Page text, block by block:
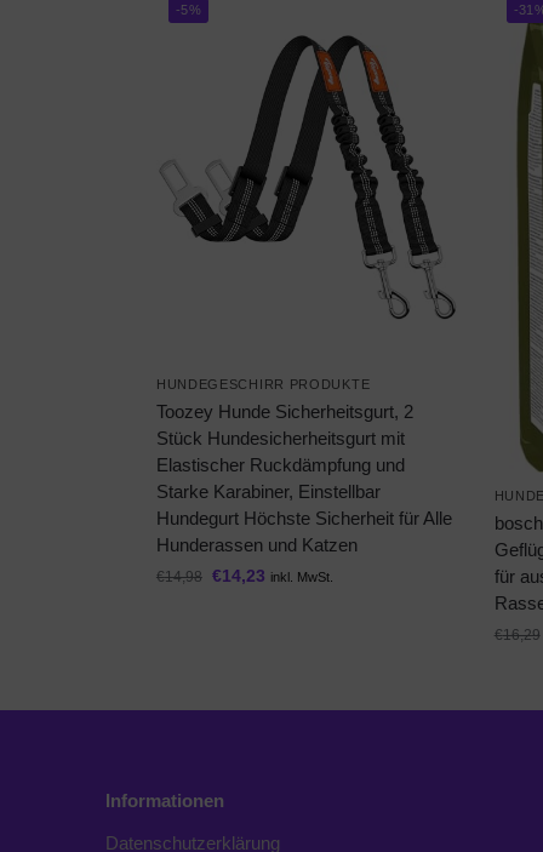
-5%
HUNDEGESCHIRR PRODUKTE
Toozey Hunde Sicherheitsgurt, 2
Stück Hundesicherheitsgurt mit
Elastischer Ruckdämpfung und
Starke Karabiner, Einstellbar
Hundegurt Höchste Sicherheit für Alle
Hunderassen und Katzen
€14,98 €14,23 inkl. MwSt.
-
für
€16,29
Informationen
Datenschutzerklärung